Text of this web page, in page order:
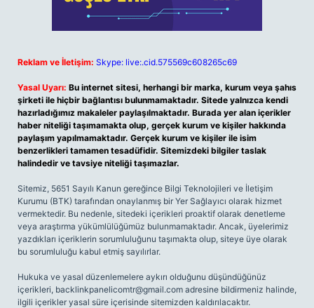
Reklam ve İletişim: Skype: live:.cid.575569c608265c69
Yasal Uyarı: Bu internet sitesi, herhangi bir marka, kurum veya şahıs
şirketi ile hiçbir bağlantısı bulunmamaktadır. Sitede yalnızca kendi
hazırladığımız makaleler paylaşılmaktadır. Burada yer alan içerikler
haber niteliği taşımamakta olup, gerçek kurum ve kişiler hakkında
paylaşım yapılmamaktadır. Gerçek kurum ve kişiler ile isim
benzerlikleri tamamen tesadüfidir. Sitemizdeki bilgiler taslak
halindedir ve tavsiye niteliği taşımazlar.
Sitemiz, 5651 Sayılı Kanun gereğince Bilgi Teknolojileri ve İletişim
Kurumu (BTK) tarafından onaylanmış bir Yer Sağlayıcı olarak hizmet
vermektedir. Bu nedenle, sitedeki içerikleri proaktif olarak denetleme
veya araştırma yükümlülüğümüz bulunmamaktadır. Ancak, üyelerimiz
yazdıkları içeriklerin sorumluluğunu taşımakta olup, siteye üye olarak
bu sorumluluğu kabul etmiş sayılırlar.
Hukuka ve yasal düzenlemelere aykırı olduğunu düşündüğünüz
içerikleri, backlinkpanelicomtr@gmail.com adresine bildirmeniz halinde,
ilgili içerikler yasal süre içerisinde sitemizden kaldırılacaktır.